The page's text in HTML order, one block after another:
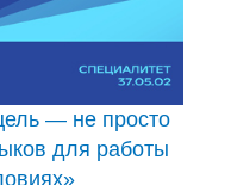
— не просто
для работы